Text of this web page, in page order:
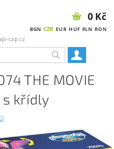
cap.cz
BGN CZK EUR HUF PLN RON
0 Kč
THE MOVIE
s křídly